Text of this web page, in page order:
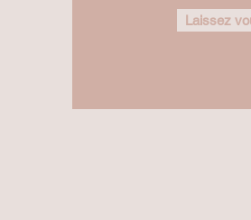
Laissez